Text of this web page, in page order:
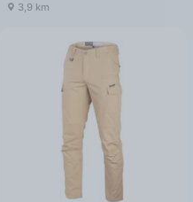
3,9 km